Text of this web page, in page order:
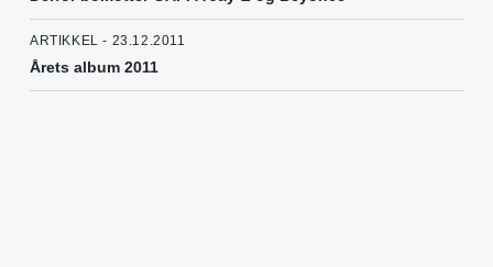
ARTIKKEL - 23.12.2011
Årets album 2011